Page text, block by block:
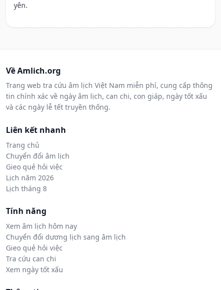
yên.
Về Amlich.org
Trang web tra cứu âm lịch Việt Nam miễn phí, cung cấp thông
tin chính xác về ngày âm lịch, can chi, con giáp, ngày tốt xấu
và các ngày lễ tết truyền thống.
Liên kết nhanh
Trang chủ
Chuyển đổi âm lịch
Gieo quẻ hỏi việc
Lịch năm 2026
Lịch tháng 8
Tính năng
Xem âm lịch hôm nay
Chuyển đổi dương lịch sang âm lịch
Gieo quẻ hỏi việc
Tra cứu can chi
Xem ngày tốt xấu